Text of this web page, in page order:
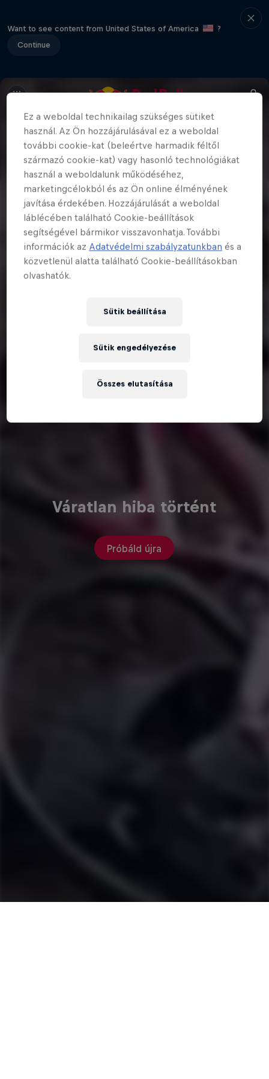
Want to see content from United States of America
?
Continue
Váratlan hiba történt
Próbáld újra
Ez a weboldal technikailag szükséges sütiket
használ. Az Ön hozzájárulásával ez a weboldal
további cookie-kat (beleértve harmadik féltől
származó cookie-kat) vagy hasonló technológiákat
használ a weboldalunk működéséhez,
marketingcélokból és az Ön online élményének
javítása érdekében. Hozzájárulását a weboldal
láblécében található Cookie-beállítások
segítségével bármikor visszavonhatja. További
információk az Adatvédelmi szabályzatunkban és a
közvetlenül alatta található Cookie-beállításokban
olvashatók.
Sütik beállítása
Összes elutasítása
Sütik engedélyezése